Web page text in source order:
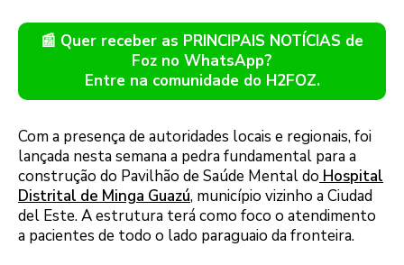
📰 Quer receber as PRINCIPAIS NOTÍCIAS de
Foz no WhatsApp?
Entre na comunidade do H2FOZ.
Com a presença de autoridades locais e regionais, foi
lançada nesta semana a pedra fundamental para a
construção do Pavilhão de Saúde Mental do Hospital
Distrital de Minga Guazú, município vizinho a Ciudad
del Este. A estrutura terá como foco o atendimento
a pacientes de todo o lado paraguaio da fronteira.